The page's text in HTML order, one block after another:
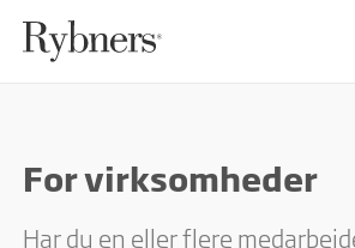
For virksomheder
Har du en eller flere